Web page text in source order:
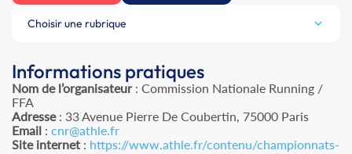
Choisir une rubrique
Informations pratiques
Nom de l’organisateur: Commission Nationale Running /
FFA
Adresse: 33 Avenue Pierre De Coubertin, 75000 Paris
Email : cnr@athle.fr
Site internet : https://www.athle.fr/contenu/championnats-